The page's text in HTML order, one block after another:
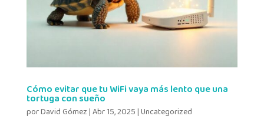
Cómo evitar que tu WiFi vaya más lento que una
tortuga con sueño
porDavid Gómez|Abr 15, 2025|Uncategorized